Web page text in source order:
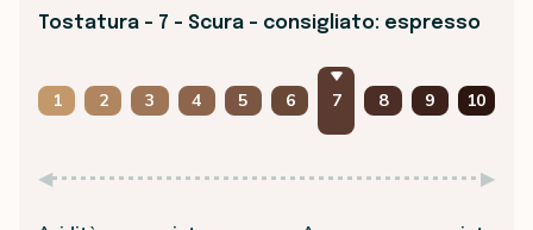
Tostatura - 7 - Scura - consigliato: espresso
1 2 3 4 5 6 7 8 9 10